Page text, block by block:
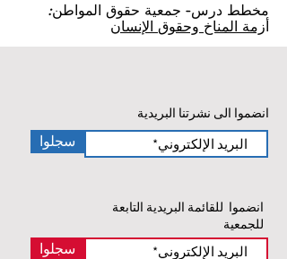
مخطط درس- جمعية حقوق المواطن:
أزمة المناخ وحقوق الإنسان
انضموا الى نشرتنا البريدية
سجلوا
انضموا للقائمة البريدية التابعة
للجمعية
سجلوا